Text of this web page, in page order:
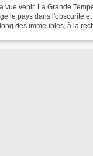
vue venir. La Grande
le pays dans l'obscurité
des immeubles, à la